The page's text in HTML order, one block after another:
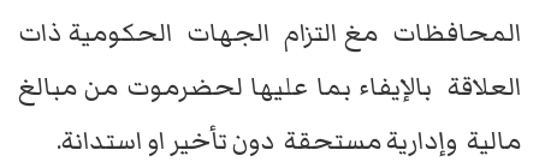
المحافظات مغ التزام الجهات الحكومية ذات
العلاقة بالإيفاء بما عليها لحضرموت من مبالغ
مالية وإدارية مستحقة دون تأخير او استدانة.